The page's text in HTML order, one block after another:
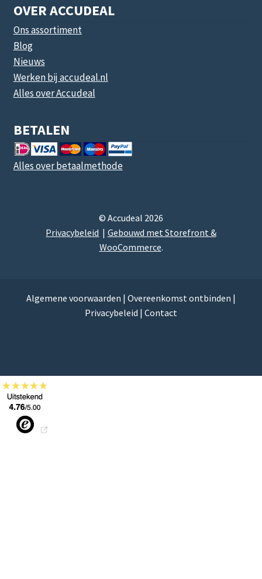
OVER ACCUDEAL
Ons assortiment
Blog
Nieuws
Werken bij accudeal.nl
Alles over Accudeal
BETALEN
Alles over betaalmethode
© Accudeal 2026
Privacybeleid
Gebouwd met Storefront &
WooCommerce.
Algemene voorwaarden | Overeenkomst ontbinden |
Privacybeleid | Contact